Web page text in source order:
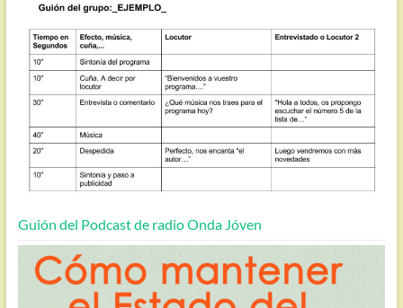
Guión del Podcast de radio Onda Jóven